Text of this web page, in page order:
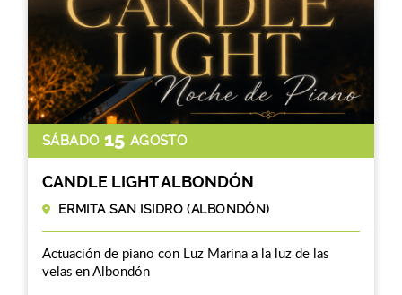
SÁBADO 15 AGOSTO
ERMITA SAN ISIDRO (ALBONDÓN)
CANDLE LIGHT ALBONDÓN
Actuación de piano con Luz Marina a la luz de las
velas en Albondón